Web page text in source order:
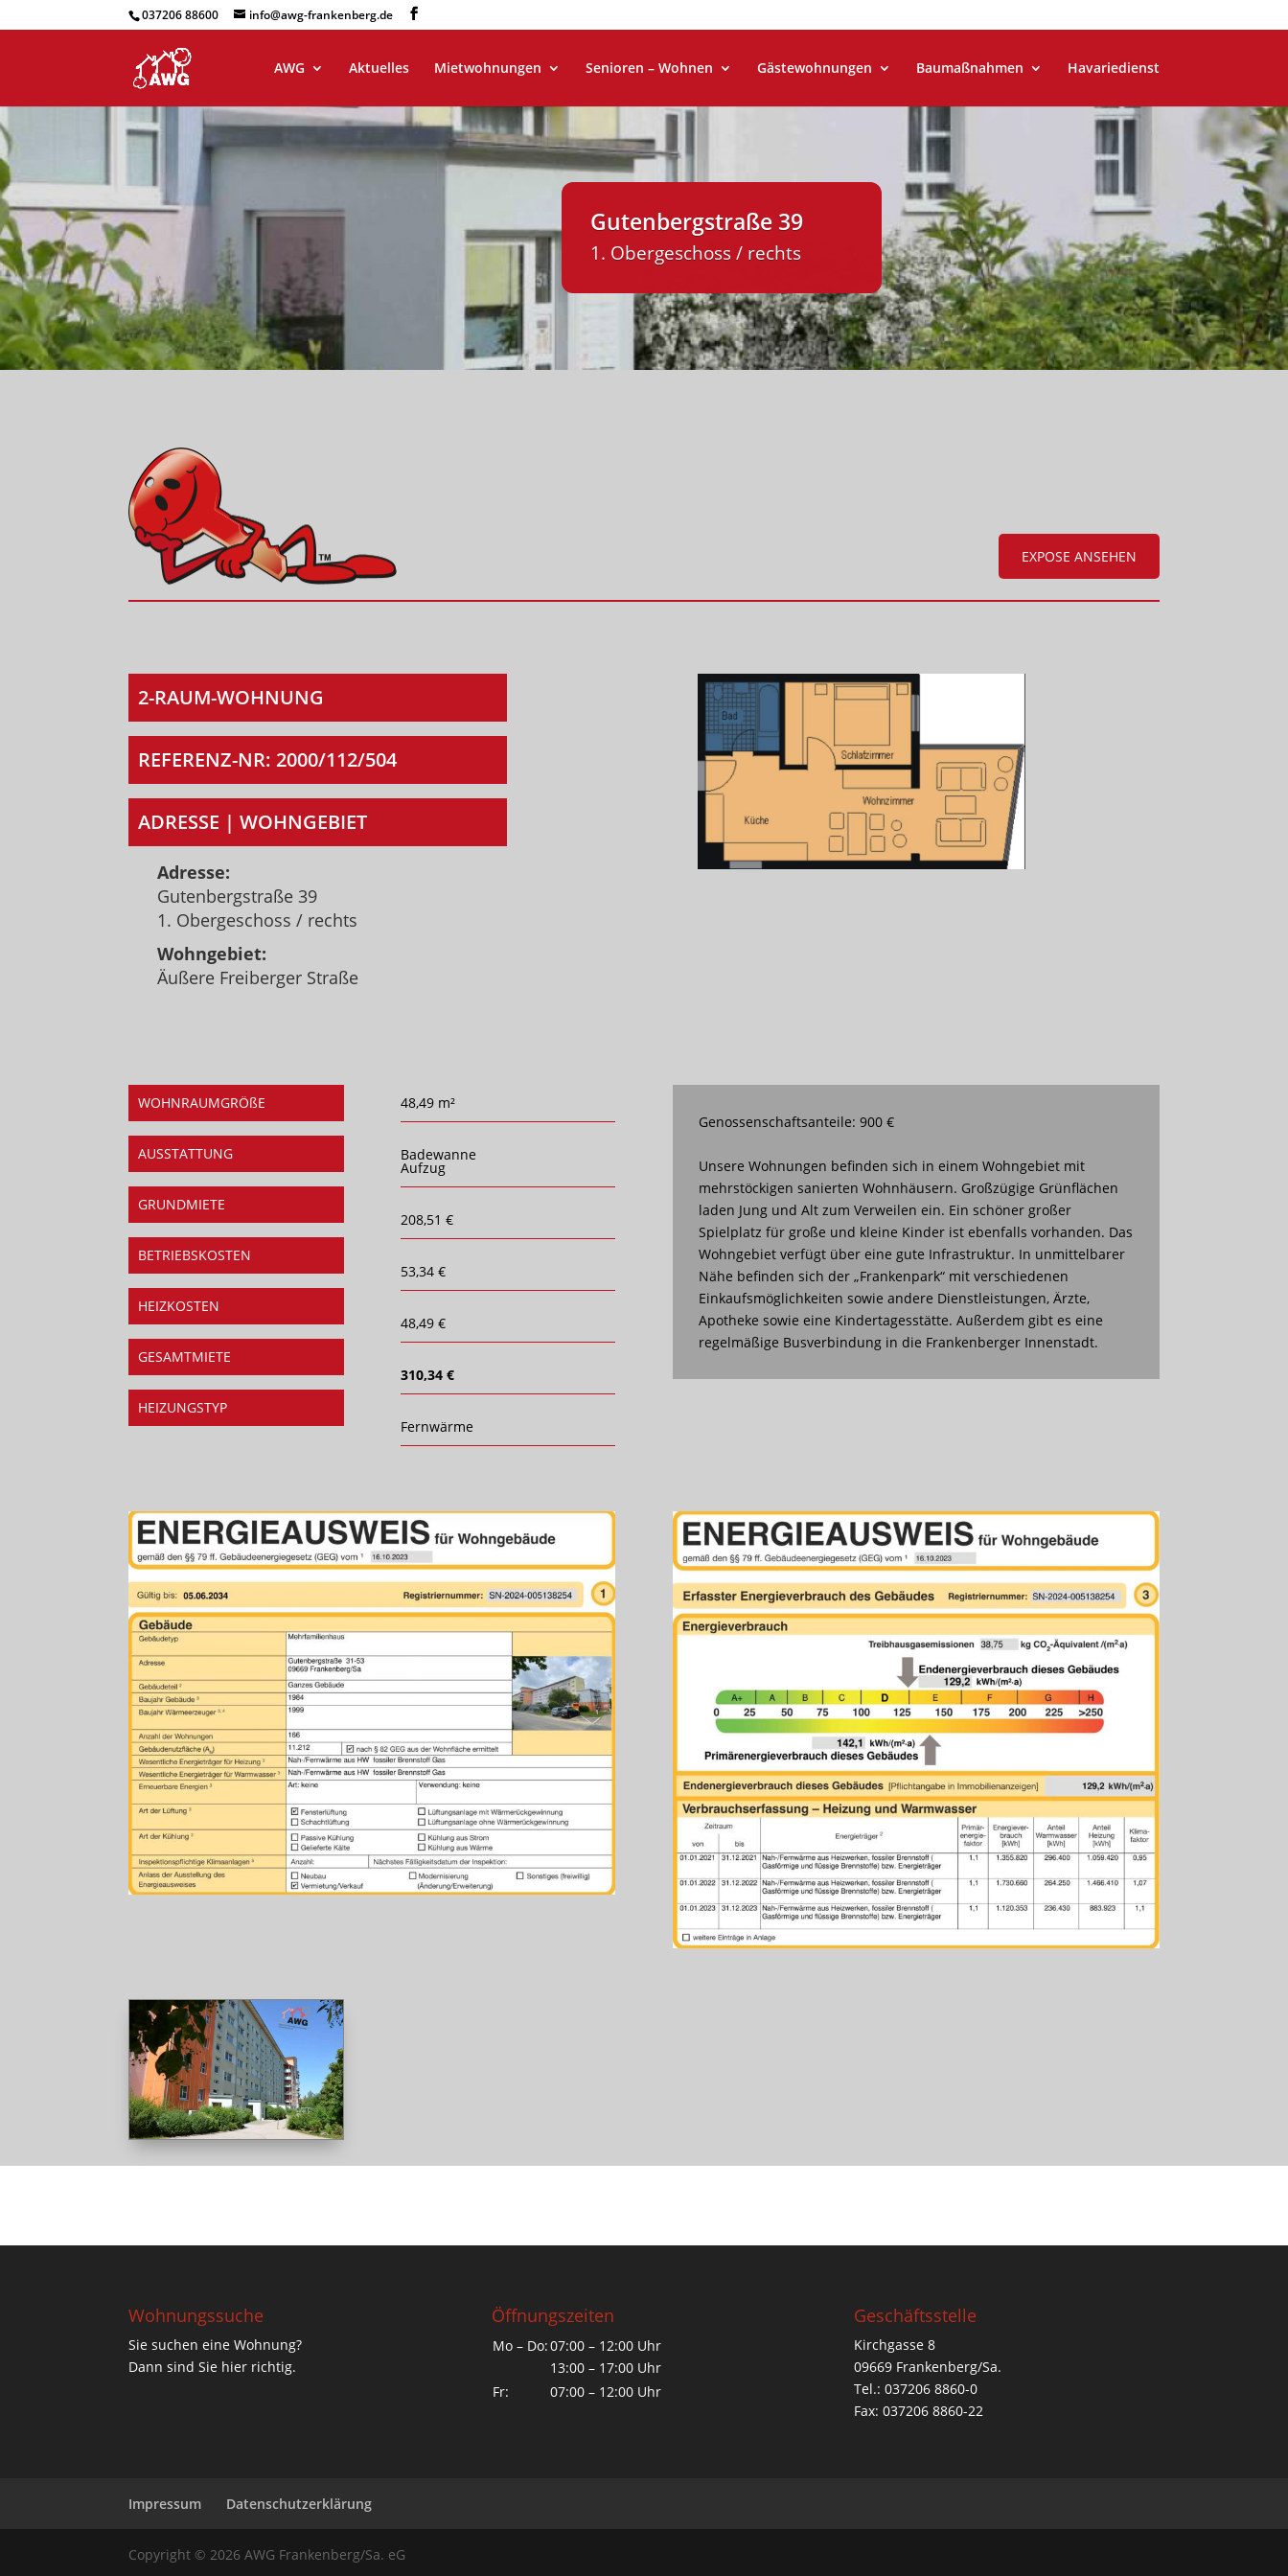
037206 88600 info@awg-frankenberg.de
AWG Aktuelles Mietwohnungen Senioren – Wohnen Gästewohnungen Baumaßnahmen Havariedienst
Gutenbergstraße 39
1. Obergeschoss / rechts
EXPOSE ANSEHEN
2-RAUM-WOHNUNG
REFERENZ-NR: 2000/112/504
ADRESSE | WOHNGEBIET
Adresse:
Gutenbergstraße 39
1. Obergeschoss / rechts
Wohngebiet:
Äußere Freiberger Straße
WOHNRAUMGRÖßE
AUSSTATTUNG
GRUNDMIETE
BETRIEBSKOSTEN
HEIZKOSTEN
GESAMTMIETE
HEIZUNGSTYP
48,49 m²
Badewanne
Aufzug
208,51 €
53,34 €
48,49 €
310,34 €
Fernwärme
Genossenschaftsanteile: 900 €
Unsere Wohnungen befinden sich in einem Wohngebiet mit
mehrstöckigen sanierten Wohnhäusern. Großzügige Grünflächen
laden Jung und Alt zum Verweilen ein. Ein schöner großer
Spielplatz für große und kleine Kinder ist ebenfalls vorhanden. Das
Wohngebiet verfügt über eine gute Infrastruktur. In unmittelbarer
Nähe befinden sich der „Frankenpark“ mit verschiedenen
Einkaufsmöglichkeiten sowie andere Dienstleistungen, Ärzte,
Apotheke sowie eine Kindertagesstätte. Außerdem gibt es eine
regelmäßige Busverbindung in die Frankenberger Innenstadt.
Wohnungssuche
Sie suchen eine Wohnung?
Dann sind Sie hier richtig.
Öffnungszeiten
Mo – Do:07:00 – 12:00 Uhr
13:00 – 17:00 Uhr
Fr:
07:00 – 12:00 Uhr
Geschäftsstelle
Kirchgasse 8
09669 Frankenberg/Sa.
Tel.: 037206 8860-0
Fax: 037206 8860-22
Impressum Datenschutzerklärung
Copyright © 2026 AWG Frankenberg/Sa. eG